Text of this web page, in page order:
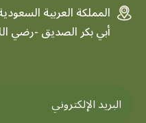
المملكة العربية
أبي بكر الصديق -رضي